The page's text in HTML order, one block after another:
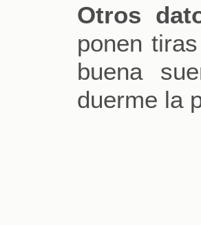
Otros
ponen
buena
duerme la